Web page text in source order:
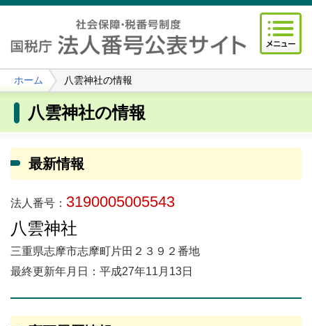
ホーム 八雲神社の情報
八雲神社の情報
最新情報
法人番号： 3190005005543
八雲神社
三重県志摩市志摩町片田２３９２番地
最終更新年月日：平成27年11月13日